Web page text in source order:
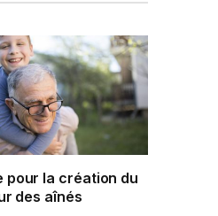
pour la création du
des aînés